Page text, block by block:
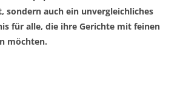
sondern auch ein unvergleichliches
für alle, die ihre Gerichte mit feinen
möchten.